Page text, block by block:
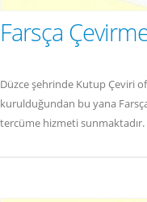
Farsça
Düzce şehrinde Kutup Çeviri
kurulduğundan bu yana
tercüme hizmeti sunmaktadır.